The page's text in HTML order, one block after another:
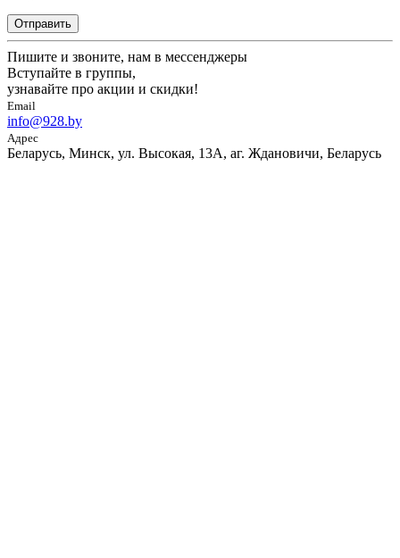
Отправить
Пишите и звоните, нам в мессенджеры
Вступайте в группы,
узнавайте про акции и скидки!
Email
info@928.by
Адрес
Беларусь, Минск, ул. Высокая, 13А, аг. Ждановичи, Беларусь